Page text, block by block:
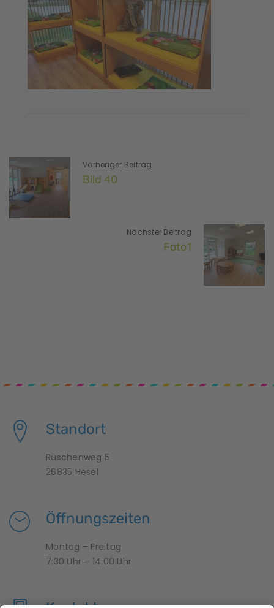
Vorheriger Beitrag
Bild 40
Nächster Beitrag
Foto1
Standort
Rüschenweg 5
26835 Hesel
Öffnungszeiten
Montag – Freitag
7:30 Uhr – 14:00 Uhr